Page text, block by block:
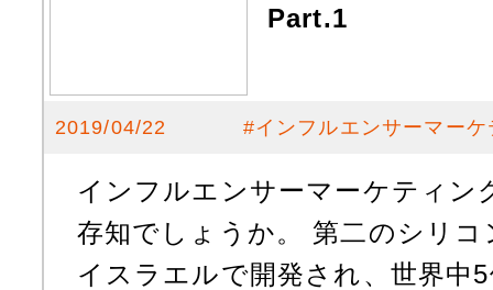
Part.1
2019/04/22 #インフルエンサーマー
インフルエンサーマーケティン
存知でしょうか。 第二のシリ
イスラエルで開発され、世界中